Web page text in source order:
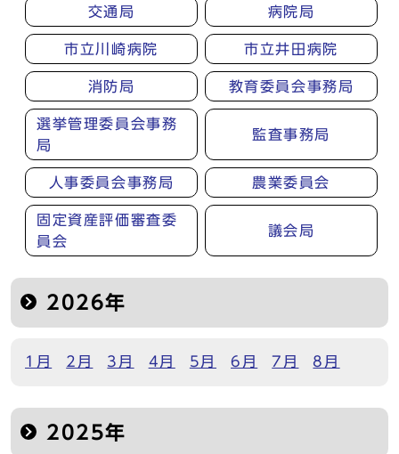
交通局 病院局
市立川崎病院 市立井田病院
消防局 教育委員会事務局
選挙管理委員会事務
局
監査事務局
人事委員会事務局 農業委員会
固定資産評価審査委
員会
議会局
2026年
1月 2月 3月 4月 5月 6月 7月 8月
2025年